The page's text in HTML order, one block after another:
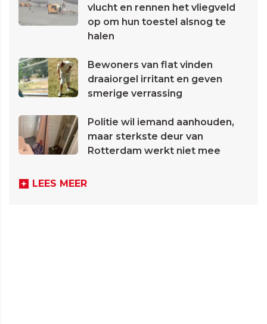
vlucht en rennen het vliegveld
op om hun toestel alsnog te
halen
Bewoners van flat vinden
draaiorgel irritant en geven
smerige verrassing
Politie wil iemand aanhouden,
maar sterkste deur van
Rotterdam werkt niet mee
LEES MEER